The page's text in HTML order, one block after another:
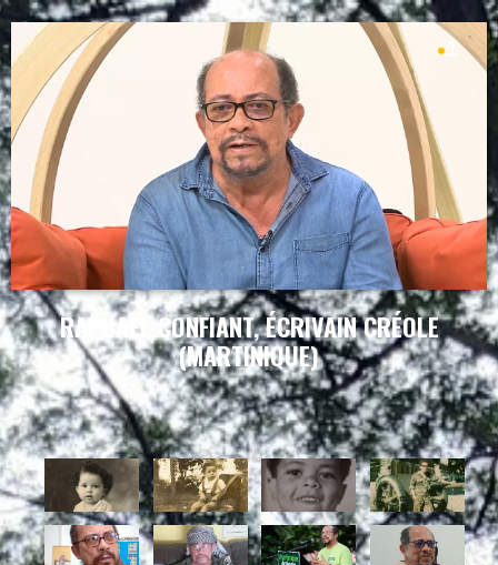
RAPHAEL CONFIANT, ÉCRIVAIN CRÉOLE
(MARTINIQUE)